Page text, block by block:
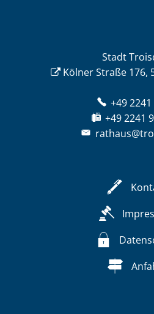
Stadt
Kölner Straße 176,
+49
+49 2241